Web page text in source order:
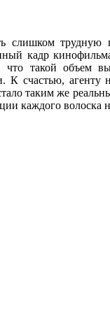
трудную
кадр
такой объем
К счастью, агенту
таким же
каждого волоска